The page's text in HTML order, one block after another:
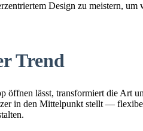
Design zu meistern,
Trend
lässt, transformiert die Art
in den Mittelpunkt stellt —